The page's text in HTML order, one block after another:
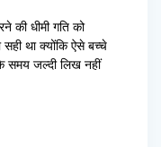
की धीमी गति को
था क्योंकि ऐसे बच्चे
समय जल्दी लिख नहीं